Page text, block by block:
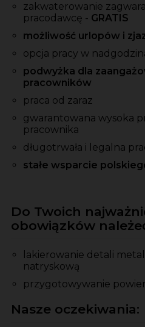
zakwaterowanie
pracodawcę - GRATIS
możliwość urlopów i
opcja pracy w
podwyżka dla
pracowników
praca od zaraz
gwarantowana wysoka
pracownika
długotrwała i legalna
stałe wsparcie
Do Twoich
obowiązków
lakierowanie detali
natryskową
przygotowywanie
Nasze oczekiwania: